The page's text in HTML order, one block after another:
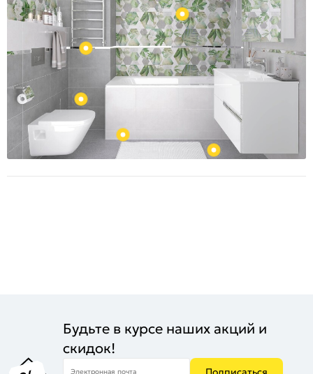
Будьте в курсе наших акций и
скидок!
Электронная почта